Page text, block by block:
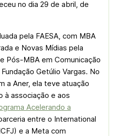
no dia 29 de abril, de
pela FAESA, com MBA
e Novas Mídias pela
Pós-MBA em Comunicação
Getúlio Vargas. No
a Aner, ela teve atuação
à associação e aos
Acelerando a
entre o International
e a Meta com